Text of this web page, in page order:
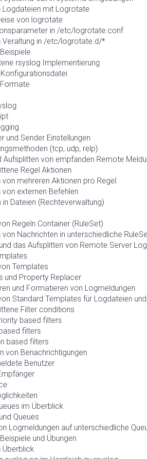
Logdateien mit Logrotate
von logrotate
in /etc/logrotate.conf
Veraltung in /etc/logrotate.d/*
rsyslog Implementierung
und Sender Einstellungen
(tcp, udp, relp)
Aufsplitten von empfanden Remote
Regel Aktionen
von mehreren Aktionen pro Regel
von externen Befehlen
in Dateien (Rechteverwaltung)
Regeln Container (RuleSet)
von Nachrichten in unterschiedliche
das Aufsplitten von Remote Server
Templates
und Property Replacer
und Formatieren von Logmeldungen
Standard Templates für Logdateien
Filter conditions
based filters
filters
based filters
von Benachrichtigungen
Benutzer
im Überblick
Queues
Logmeldungen auf unterschiedliche
und Übungen